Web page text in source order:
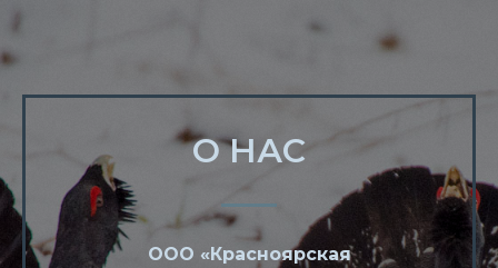
О НАС
ООО «Красноярская